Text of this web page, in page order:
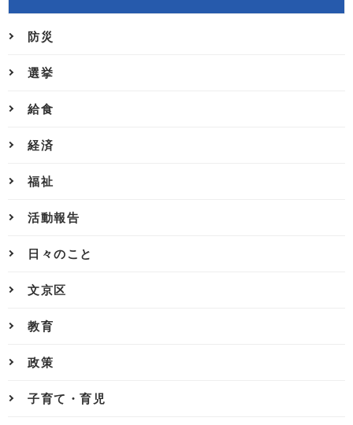
防災
選挙
給食
経済
福祉
活動報告
日々のこと
文京区
教育
政策
子育て・育児